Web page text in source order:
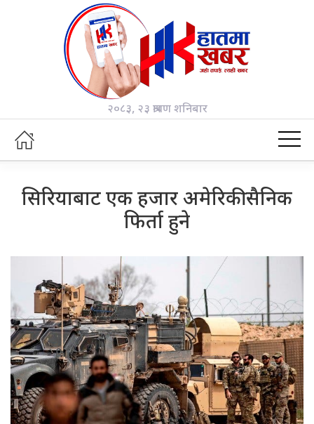
२०८३, २३ श्रावण शनिबार
सिरियाबाट एक हजार अमेरिकी सैनिक
फिर्ता हुने